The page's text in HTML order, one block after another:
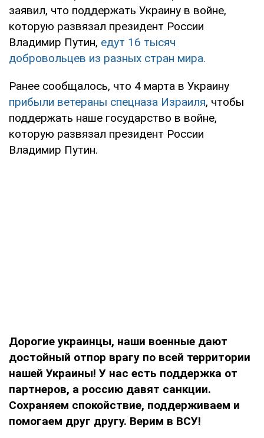
заявил, что поддержать Украину в войне,
которую развязал президент России
Владимир Путин, едут 16 тысяч
добровольцев из разных стран мира.
Ранее сообщалось, что 4 марта в Украину
прибыли ветераны спецназа Израиля, чтобы
поддержать наше государство в войне,
которую развязал президент России
Владимир Путин.
Дорогие украинцы, наши военные дают
достойный отпор врагу по всей территории
нашей Украины! У нас есть поддержка от
партнеров, а россию давят санкции.
Сохраняем спокойствие, поддерживаем и
помогаем друг другу. Верим в ВСУ!